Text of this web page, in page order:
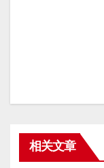
相关文章